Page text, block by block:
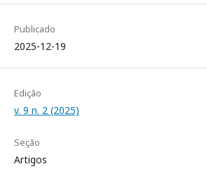
Publicado
2025-12-19
Edição
v. 9 n. 2 (2025)
Seção
Artigos